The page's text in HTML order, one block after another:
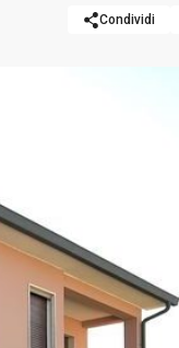
Condividi